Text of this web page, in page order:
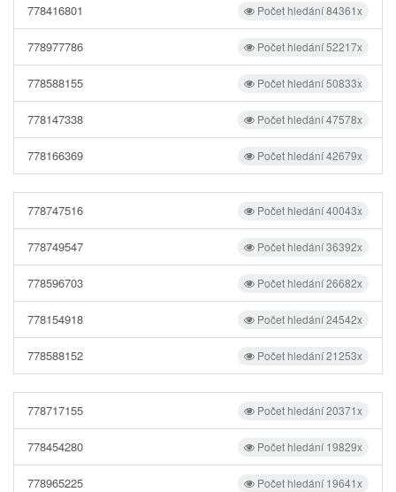
Počet hledání 84361x
778416801
Počet hledání 52217x
778977786
Počet hledání 50833x
778588155
Počet hledání 47578x
778147338
Počet hledání 42679x
778166369
Počet hledání 40043x
778747516
Počet hledání 36392x
778749547
Počet hledání 26682x
778596703
Počet hledání 24542x
778154918
Počet hledání 21253x
778588152
Počet hledání 20371x
778717155
Počet hledání 19829x
778454280
Počet hledání 19641x
778965225